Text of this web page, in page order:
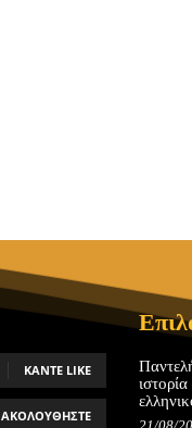
ΚΆΝΤΕ LIKE
ΑΚΟΛΟΥΘΉΣΤΕ